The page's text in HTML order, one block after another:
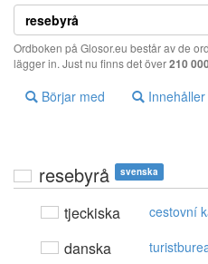
Ordboken på Glosor.eu består av de
lägger in. Just nu finns det över210
Börjar med
resebyrå svenska
tjeckiska cestovní
danska